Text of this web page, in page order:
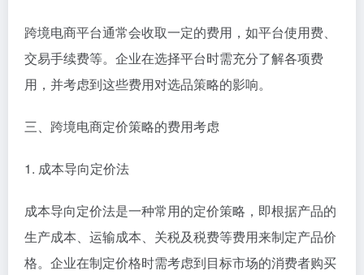
跨境电商平台通常会收取一定的费用，如平台使用费、
交易手续费等。企业在选择平台时需充分了解各项费
用，并考虑到这些费用对选品策略的影响。
三、跨境电商定价策略的费用考虑
1. 成本导向定价法
成本导向定价法是一种常用的定价策略，即根据产品的
生产成本、运输成本、关税及税费等费用来制定产品价
格。企业在制定价格时需考虑到目标市场的消费者购买